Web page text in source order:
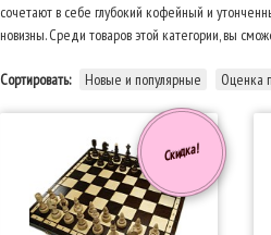
сочетают в себе глубокий кофейный и
новизны. Среди товаров этой категории, вы
Сортировать: Новые и популярные Оценка
Скидка!